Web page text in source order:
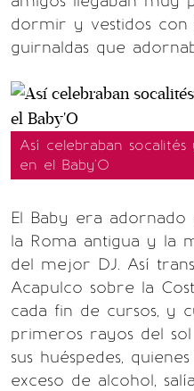
dormir y vestidos con
guirnaldas que
Así celebraban
en el Baby'O
El Baby era adornado
la Roma antigua y la
del mejor DJ. Así
Acapulco sobre la
cada fin de cursos, y
primeros rayos del
sus huéspedes,
exceso de alcohol,